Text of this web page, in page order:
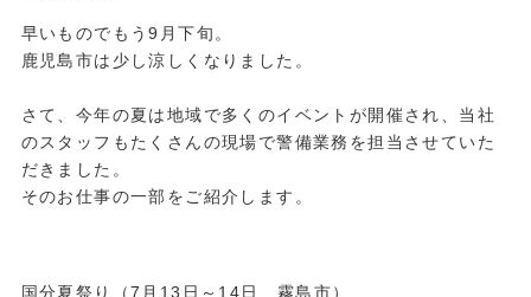
早いものでもう9月下旬。
鹿児島市は少し涼しくなりました。
さて、今年の夏は地域で多くのイベントが開催され、当社
のスタッフもたくさんの現場で警備業務を担当させていた
だきました。
そのお仕事の一部をご紹介します。
国分夏祭り（7月13日～14日 霧島市）